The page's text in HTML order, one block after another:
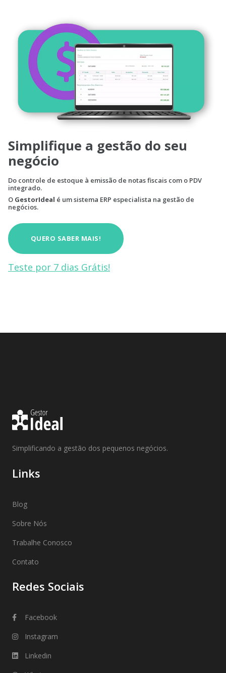
Simplifique a gestão do seu
negócio
Do controle de estoque à emissão de notas fiscais com o PDV
integrado.
O GestorIdeal é um sistema ERP especialista na gestão de
negócios.
QUERO SABER MAIS!
Teste por 7 dias Grátis!
Simplificando a gestão dos pequenos negócios.
Links
Blog
Sobre Nós
Trabalhe Conosco
Contato
Redes Sociais
Facebook
Instagram
Linkedin